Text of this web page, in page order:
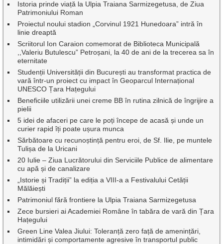
Istoria prinde viață la Ulpia Traiana Sarmizegetusa, de Ziua
Patrimoniului Roman
Proiectul noului stadion „Corvinul 1921 Hunedoara” intră în
linie dreaptă
Scriitorul Ion Caraion comemorat de Biblioteca Municipală
,,Valeriu Butulescu” Petroșani, la 40 de ani de la trecerea sa în
eternitate
Studenții Universității din București au transformat practica de
vară într-un proiect cu impact în Geoparcul Internațional
UNESCO Țara Hațegului
Beneficiile utilizării unei creme BB în rutina zilnică de îngrijire a
pielii
5 idei de afaceri pe care le poți începe de acasă și unde un
curier rapid îți poate ușura munca
Sărbătoare cu recunoștință pentru eroi, de Sf. Ilie, pe muntele
Tulișa de la Uricani
20 Iulie – Ziua Lucrătorului din Serviciile Publice de alimentare
cu apă și de canalizare
„Istorie și Tradiții” la ediția a VIII-a a Festivalului Cetății
Mălăiești
Patrimoniul fără frontiere la Ulpia Traiana Sarmizegetusa
Zece bursieri ai Academiei Române în tabăra de vară din Țara
Hațegului
Green Line Valea Jiului: Toleranță zero față de amenințări,
intimidări și comportamente agresive în transportul public